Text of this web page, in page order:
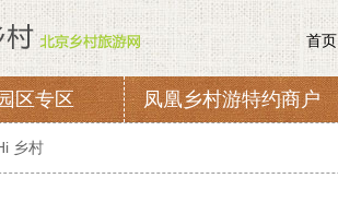
首页
区专区 凤凰乡村游特约商户
章程
乡村